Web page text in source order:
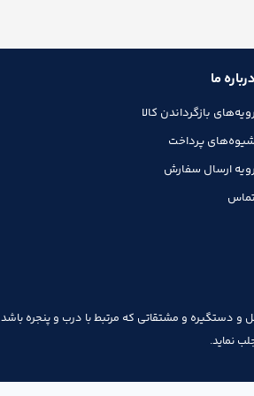
درباره ما
رویه‌های بازگرداندن کالا
شیوه‌های پرداخت
رویه ارسال سفارش
تماس
و دستگیره و مشتقاتی که مرتبط با درب و پنجره باشد
نماید.